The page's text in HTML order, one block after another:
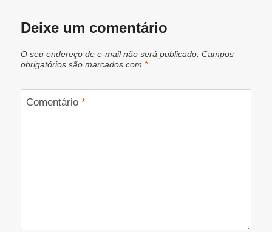
Deixe um comentário
O seu endereço de e-mail não será publicado. Campos
obrigatórios são marcados com *
Comentário *